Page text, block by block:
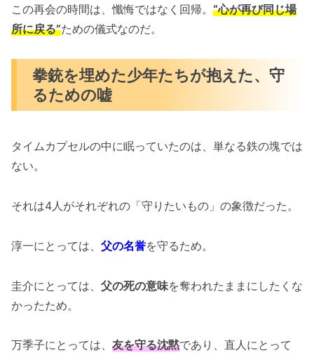
この再会の時間は、懺悔ではなく回帰。 “心が再び同じ場
所に戻る”ための儀式なのだ。
拳銃を埋めた少年たちが抱えた、守
るための嘘
タイムカプセルの中に眠っていたのは、単なる鉄の塊では
ない。
それは4人がそれぞれの「守りたいもの」の象徴だった。
淳一にとっては、 父の名誉を守るため。
圭介にとっては、 父の死の意味を奪われたままにしたくな
かったため。
万季子にとっては、 友を守る沈黙であり、直人にとって